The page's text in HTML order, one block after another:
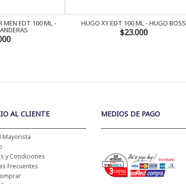
MEN EDT 100 ML - HUGO XY EDT 100 ML - HUGO BOSS
$23.000
AL CLIENTE
Mayorista
y Condiciones
Frecuentes
MEDIOS DE PAGO